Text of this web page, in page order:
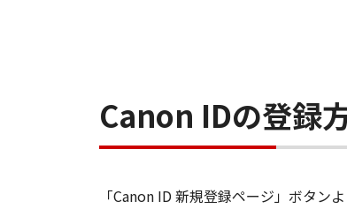
Canon IDの登録
「Canon ID 新規登録ページ」ボタン